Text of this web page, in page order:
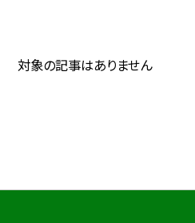
対象の記事はありません